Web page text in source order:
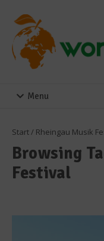
Menu
Start/ Rheingau Musik
Browsing
Festival